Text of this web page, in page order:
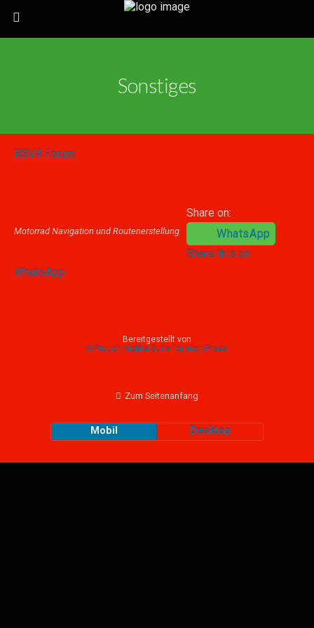
Sonstiges
RSV4 Forum
Motorrad Navigation und Routenerstellung
Share on:
WhatsApp
Share this on
WhatsApp
Bereitgestellt von
WPtouch Mobile Suite for WordPress
Zum Seitenanfang
Mobil Desktop